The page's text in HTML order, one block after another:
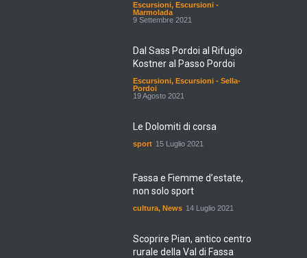
Escursioni, Escursioni -
Marmolada
9 Settembre 2021
Dal Sass Pordoi al Rifugio
Kostner al Passo Pordoi
Escursioni, Escursioni - Sella-
Pordoi
19 Agosto 2021
Le Dolomiti di corsa
sport 15 Luglio 2021
Fassa e Fiemme d’estate,
non solo sport
cultura, News 14 Luglio 2021
Scoprire Pian, antico centro
rurale della Val di Fassa